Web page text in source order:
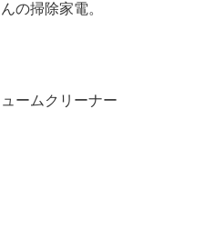
の掃除家電。
ームクリーナー